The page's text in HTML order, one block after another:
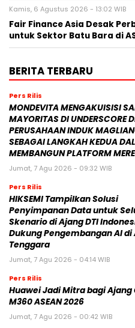
Kamis, 6 Agustus 2026 - 13:02 WIB
Fair Finance Asia Desak
untuk Sektor Batu Bara di
BERITA TERBARU
Pers Rilis
MONDEVITA MENGAKUISISI
MAYORITAS DI UNDERSCORE
PERUSAHAAN INDUK
SEBAGAI LANGKAH KEDUA
MEMBANGUN PLATFORM
Jumat, 7 Agu 2026 - 09:32 WIB
Pers Rilis
HIKSEMI Tampilkan Solusi
Penyimpanan Data untuk
Skenario di Ajang DTI
Dukung Pengembangan AI di
Tenggara
Jumat, 7 Agu 2026 - 04:14 WIB
Pers Rilis
Huawei Jadi Mitra bagi Ajang
M360 ASEAN 2026
Jumat, 7 Agu 2026 - 00:42 WIB